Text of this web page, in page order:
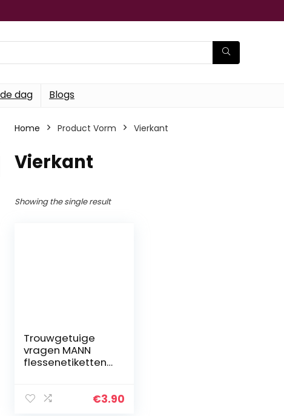
dag Blogs
Home Product Vorm ‎Vierkant
‎Vierkant
Showing the single result
Trouwgetuige
vragen MANN
flessenetiketten
getuigen
€3.90